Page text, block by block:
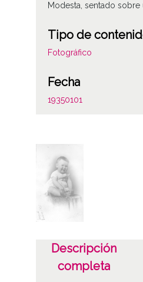
Modesta, sentado sobre
Tipo de
Fotográfico
Fecha
19350101
Notas
Internegativo: IBA-IN-
Positivo copia: IBA-PC-
Licencia de las
CC BY-NC-SA 4.0
Descripción
completa